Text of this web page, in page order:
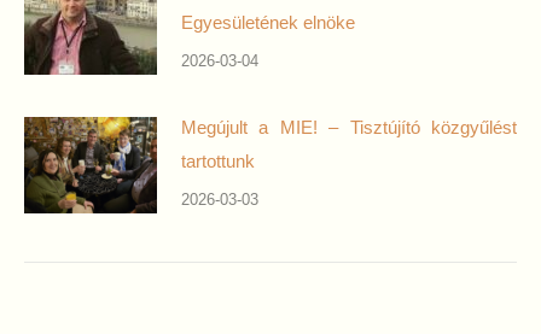
Egyesületének elnöke
2026-03-04
Megújult a MIE! – Tisztújító közgyűlést
tartottunk
2026-03-03